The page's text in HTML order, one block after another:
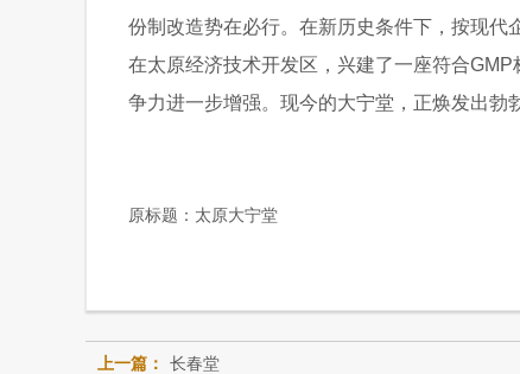
份制改造势在必行。在新历史条件下，按现
在太原经济技术开发区，兴建了一座符合
争力进一步增强。现今的大宁堂，正焕发出勃
原标题： 太原大宁堂
上一篇：
长春堂